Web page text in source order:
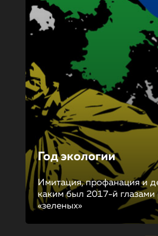
Год экологии
Имитация, профанация и
каким был 2017-й глазами
«зеленых»